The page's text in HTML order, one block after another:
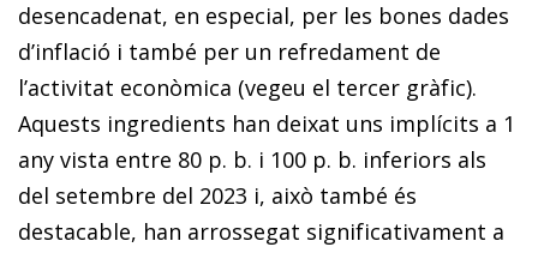
desencadenat, en especial, per les bones dades
d’inflació i també per un refredament de
l’activitat econòmica (vegeu el tercer gràfic).
Aquests ingre­­dients han deixat uns implícits a 1
any vista entre 80 p. b. i 100 p. b. inferiors als
del setembre del 2023 i, això també és
destacable, han arrossegat significativament a